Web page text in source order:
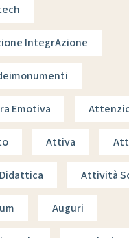
IntegrAzione
Emotiva
Attiva
Attività
Auguri